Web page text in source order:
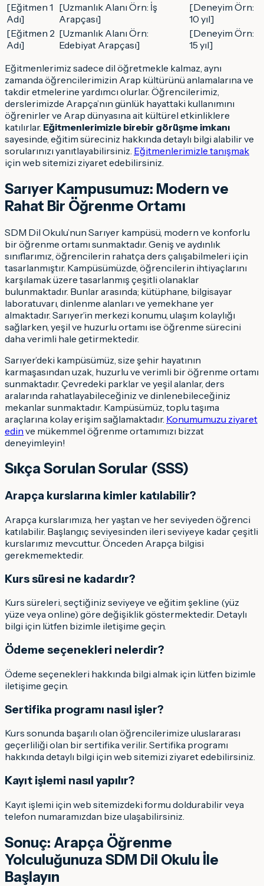
[Eğitmen 1
Adı]
[Uzmanlık Alanı Örn: İş
Arapçası]
[Deneyim Örn:
10 yıl]
[Eğitmen 2
Adı]
[Uzmanlık Alanı Örn:
Edebiyat Arapçası]
[Deneyim Örn:
15 yıl]
Eğitmenlerimiz sadece dil öğretmekle kalmaz, aynı
zamanda öğrencilerimizin Arap kültürünü anlamalarına ve
takdir etmelerine yardımcı olurlar. Öğrencilerimiz,
derslerimizde Arapça’nın günlük hayattaki kullanımını
öğrenirler ve Arap dünyasına ait kültürel etkinliklere
katılırlar. Eğitmenlerimizle birebir görüşme imkanı
sayesinde, eğitim süreciniz hakkında detaylı bilgi alabilir ve
sorularınızı yanıtlayabilirsiniz. Eğitmenlerimizle tanışmak
için web sitemizi ziyaret edebilirsiniz.
Sarıyer Kampusumuz: Modern ve
Rahat Bir Öğrenme Ortamı
SDM Dil Okulu’nun Sarıyer kampüsü, modern ve konforlu
bir öğrenme ortamı sunmaktadır. Geniş ve aydınlık
sınıflarımız, öğrencilerin rahatça ders çalışabilmeleri için
tasarlanmıştır. Kampüsümüzde, öğrencilerin ihtiyaçlarını
karşılamak üzere tasarlanmış çeşitli olanaklar
bulunmaktadır. Bunlar arasında; kütüphane, bilgisayar
laboratuvarı, dinlenme alanları ve yemekhane yer
almaktadır. Sarıyer’in merkezi konumu, ulaşım kolaylığı
sağlarken, yeşil ve huzurlu ortamı ise öğrenme sürecini
daha verimli hale getirmektedir.
Sarıyer’deki kampüsümüz, size şehir hayatının
karmaşasından uzak, huzurlu ve verimli bir öğrenme ortamı
sunmaktadır. Çevredeki parklar ve yeşil alanlar, ders
aralarında rahatlayabileceğiniz ve dinlenebileceğiniz
mekanlar sunmaktadır. Kampüsümüz, toplu taşıma
araçlarına kolay erişim sağlamaktadır. Konumumuzu ziyaret
edin ve mükemmel öğrenme ortamımızı bizzat
deneyimleyin!
Sıkça Sorulan Sorular (SSS)
Arapça kurslarına kimler katılabilir?
Arapça kurslarımıza, her yaştan ve her seviyeden öğrenci
katılabilir. Başlangıç seviyesinden ileri seviyeye kadar çeşitli
kurslarımız mevcuttur. Önceden Arapça bilgisi
gerekmemektedir.
Kurs süresi ne kadardır?
Kurs süreleri, seçtiğiniz seviyeye ve eğitim şekline (yüz
yüze veya online) göre değişiklik göstermektedir. Detaylı
bilgi için lütfen bizimle iletişime geçin.
Ödeme seçenekleri nelerdir?
Ödeme seçenekleri hakkında bilgi almak için lütfen bizimle
iletişime geçin.
Sertifika programı nasıl işler?
Kurs sonunda başarılı olan öğrencilerimize uluslararası
geçerliliği olan bir sertifika verilir. Sertifika programı
hakkında detaylı bilgi için web sitemizi ziyaret edebilirsiniz.
Kayıt işlemi nasıl yapılır?
Kayıt işlemi için web sitemizdeki formu doldurabilir veya
telefon numaramızdan bize ulaşabilirsiniz.
Sonuç: Arapça Öğrenme
Yolculuğunuza SDM Dil Okulu İle
Başlayın